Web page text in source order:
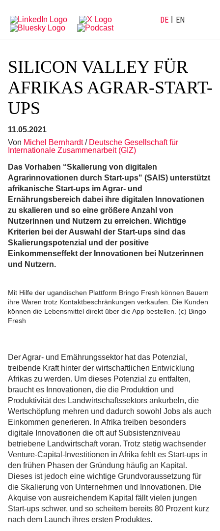
Hauptnavigation
Inhalt
DE EN
SILICON VALLEY FÜR
AFRIKAS AGRAR-START-
UPS
11.05.2021
Von Michel Bernhardt / Deutsche Gesellschaft für
Internationale Zusammenarbeit (GIZ)
Das Vorhaben “Skalierung von digitalen
Agrarinnovationen durch Start-ups" (SAIS) unterstützt
afrikanische Start-ups im Agrar- und
Ernährungsbereich dabei ihre digitalen Innovationen
zu skalieren und so eine größere Anzahl von
Nutzerinnen und Nutzern zu erreichen. Wichtige
Kriterien bei der Auswahl der Start-ups sind das
Skalierungspotenzial und der positive
Einkommenseffekt der Innovationen bei Nutzerinnen
und Nutzern.
Mit Hilfe der ugandischen Plattform Bringo Fresh können Bauern
ihre Waren trotz Kontaktbeschränkungen verkaufen. Die Kunden
können die Lebensmittel direkt über die App bestellen. (c) Bingo
Fresh
Der Agrar- und Ernährungssektor hat das Potenzial,
treibende Kraft hinter der wirtschaftlichen Entwicklung
Afrikas zu werden. Um dieses Potenzial zu entfalten,
braucht es Innovationen, die die Produktion und
Produktivität des Landwirtschaftssektors ankurbeln, die
Wertschöpfung mehren und dadurch sowohl Jobs als auch
Einkommen generieren. In Afrika treiben besonders
digitale Innovationen die oft auf Subsistenzniveau
betriebene Landwirtschaft voran. Trotz stetig wachsender
Venture-Capital-Investitionen in Afrika fehlt es Start-ups in
den frühen Phasen der Gründung häufig an Kapital.
Dieses ist jedoch eine wichtige Grundvoraussetzung für
die Skalierung von Unternehmen und Innovationen. Die
Akquise von ausreichendem Kapital fällt vielen jungen
Start-ups schwer, und so scheitern bereits 80 Prozent kurz
nach dem Launch ihres ersten Produktes.